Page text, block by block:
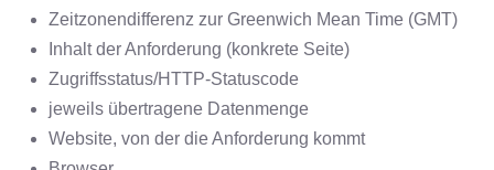
Zeitzonendifferenz zur Greenwich Mean Time (GMT)
Inhalt der Anforderung (konkrete Seite)
Zugriffsstatus/HTTP-Statuscode
jeweils übertragene Datenmenge
Website, von der die Anforderung kommt